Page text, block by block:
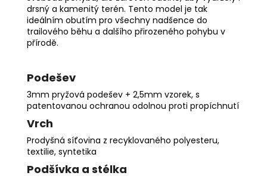
drsný a kamenitý terén. Tento model je tak
ideálním obutím pro všechny nadšence do
trailového běhu a dalšího přirozeného pohybu v
přírodě.
Podešev
3mm pryžová podešev + 2,5mm vzorek, s
patentovanou ochranou odolnou proti propíchnutí
Vrch
Prodyšná síťovina z recyklovaného polyesteru,
textilie, syntetika
Podšívka a stélka